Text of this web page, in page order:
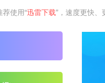
荐使用“迅雷下载”，速度更快、